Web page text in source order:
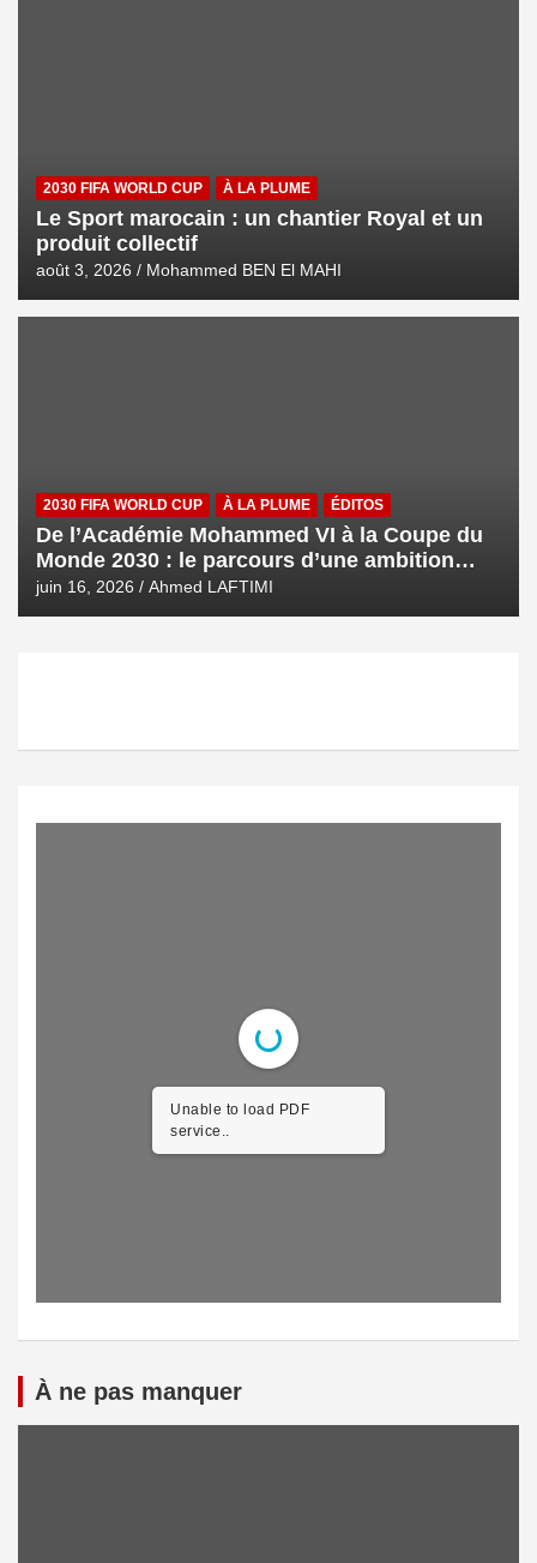
2030 FIFA WORLD CUP À LA PLUME
Le Sport marocain : un chantier Royal et un
produit collectif
août 3, 2026 Mohammed BEN El MAHI
2030 FIFA WORLD CUP À LA PLUME ÉDITOS
De l’Académie Mohammed VI à la Coupe du
Monde 2030 : le parcours d’une ambition
royale
juin 16, 2026 Ahmed LAFTIMI
Unable to load PDF
service..
À ne pas manquer